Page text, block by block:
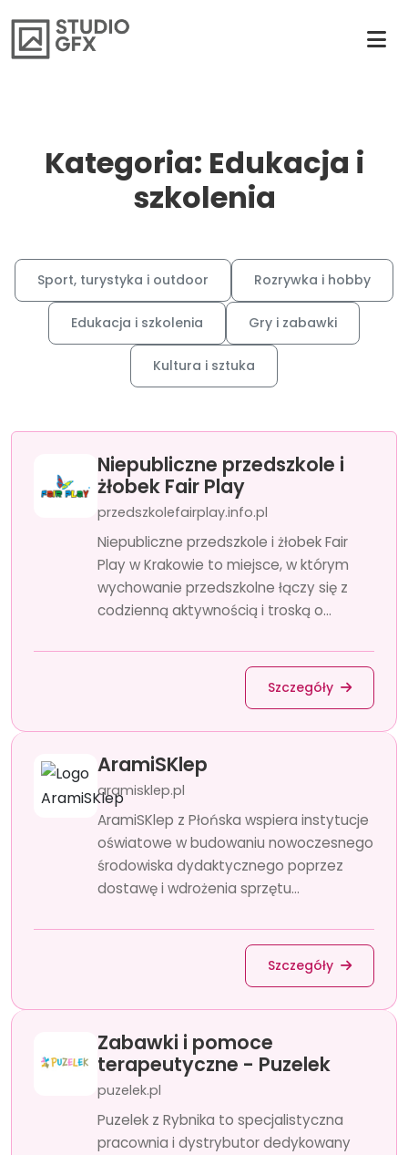
Kategoria: Edukacja i
szkolenia
Sport, turystyka i outdoor Rozrywka i hobby
Edukacja i szkolenia Gry i zabawki
Kultura i sztuka
Niepubliczne przedszkole i
żłobek Fair Play
przedszkolefairplay.info.pl
Niepubliczne przedszkole i żłobek Fair
Play w Krakowie to miejsce, w którym
wychowanie przedszkolne łączy się z
codzienną aktywnością i troską o...
Szczegóły
AramiSKlep
aramisklep.pl
AramiSKlep z Płońska wspiera instytucje
oświatowe w budowaniu nowoczesnego
środowiska dydaktycznego poprzez
dostawę i wdrożenia sprzętu...
Szczegóły
Zabawki i pomoce
terapeutyczne - Puzelek
puzelek.pl
Puzelek z Rybnika to specjalistyczna
pracownia i dystrybutor dedykowany